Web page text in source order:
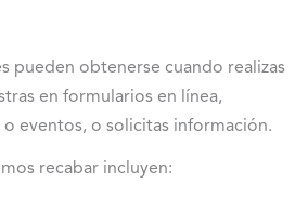
pueden obtenerse cuando realizas
en formularios en línea,
eventos, o solicitas información.
recabar incluyen: